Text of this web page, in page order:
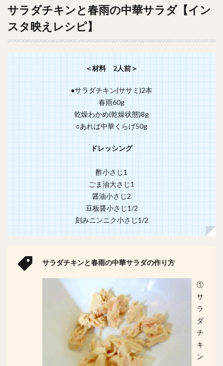
サラダチキンと春雨の中華サラダ【イン
スタ映えレシピ】
＜材料 2人前＞
●サラダチキン(ササミ)2本
春雨60g
乾燥わかめ(乾燥状態)8g
○あれば中華くらげ50g
ドレッシング
酢小さじ1
ごま油大さじ1
醤油小さじ2
豆板醤小さじ1/2
刻みニンニク小さじ1/2
サラダチキンと春雨の中華サラダの作り方
①
サ
ラ
ダ
チ
キ
ン